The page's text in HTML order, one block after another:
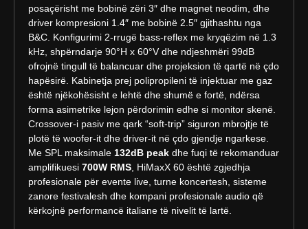
posaçërisht me bobinë zëri 3″ dhe magnet neodim, dhe
driver kompresioni 1.4″ me bobinë 2.5″ gjithashtu nga
B&C. Konfigurimi 2-rrugë bass-reflex me kryqëzim në 1.3
kHz, shpërndarje 90°H x 60°V dhe ndjeshmëri 99dB
ofrojnë tingull të balancuar dhe projeksion të qartë në çdo
hapësirë. Kabinetja prej polipropileni të injektuar me gaz
është njëkohësisht e lehtë dhe shumë e fortë, ndërsa
forma asimetrike lejon përdorimin edhe si monitor skenë.
Crossover-i pasiv me qark “soft-trip” siguron mbrojtje të
plotë të woofer-it dhe driver-it në çdo gjendje ngarkese.
Me SPL maksimale 132dB peak dhe fuqi të rekomanduar
amplifikuesi 700W RMS , HiMaxX 60 është zgjedhja
profesionale për evente live, turne koncertesh, sisteme
zanore festivalesh dhe kompani profesionale audio që
kërkojnë performancë italiane të nivelit të lartë.